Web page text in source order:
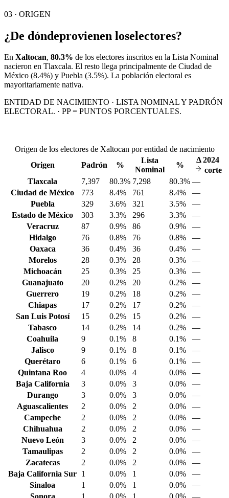
03 · ORIGEN
¿De dóndeprovienen loselectores?
En Xaltocan, 80.3% de los electores inscritos en la Lista Nominal
nacieron en Tlaxcala. El resto llega principalmente de Ciudad de
México (8.4%) y Puebla (3.5%). La población electoral es
mayoritariamente nativa.
ENTIDAD DE NACIMIENTO · LISTA NOMINAL Y PADRÓN
ELECTORAL. · PP = PUNTOS PORCENTUALES.
Origen de los electores de Xaltocan por entidad de nacimiento
Origen
Padrón %
Lista
Nominal
%
Δ2024
corte
Tlaxcala
7,397 80.3% 7,298 80.3% —
Ciudad de México
773 8.4% 761 8.4%
—
Puebla
329 3.6% 321 3.5%
—
Estado de México
303 3.3% 296 3.3%
—
Veracruz
87 0.9% 86 0.9%
—
Hidalgo
76 0.8% 76 0.8%
—
Oaxaca
36 0.4% 36 0.4%
—
Morelos
28 0.3% 28 0.3%
—
Michoacán
25 0.3% 25 0.3%
—
Guanajuato
20 0.2% 20 0.2%
—
Guerrero
19 0.2% 18 0.2%
—
Chiapas
17 0.2% 17 0.2%
—
San Luis Potosí
15 0.2% 15 0.2%
—
Tabasco
14 0.2% 14 0.2%
—
Coahuila
9 0.1% 8 0.1%
—
Jalisco
9 0.1% 8 0.1%
—
Querétaro
6 0.1% 6 0.1%
—
Quintana Roo
4 0.0% 4 0.0%
—
Baja California
3 0.0% 3 0.0%
—
Durango
3 0.0% 3 0.0%
—
Aguascalientes
2 0.0% 2 0.0%
—
Campeche
2 0.0% 2 0.0%
—
Chihuahua
2 0.0% 2 0.0%
—
Nuevo León
3 0.0% 2 0.0%
—
Tamaulipas
2 0.0% 2 0.0%
—
Zacatecas
2 0.0% 2 0.0%
—
Baja California Sur 1 0.0% 1 0.0%
—
Sinaloa
1 0.0% 1 0.0%
—